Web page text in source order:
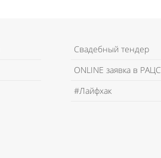
Свадебный тендер
ONLINE заявка в РАЦС
#Лайфхак